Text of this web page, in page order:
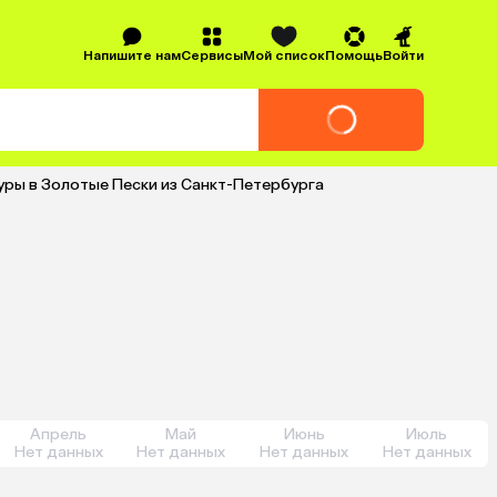
Напишите намСервисыМой списокПомощьВойти
в Золотые Пески из Санкт-Петербурга
Апрель
Нет данных
Май
Нет данных
Июнь
Нет данных
Июль
Нет данных